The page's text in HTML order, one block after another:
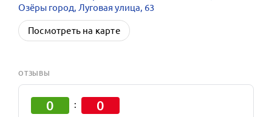
Озёры город, Луговая улица, 63
Посмотреть на карте
ОТЗЫВЫ
0 : 0